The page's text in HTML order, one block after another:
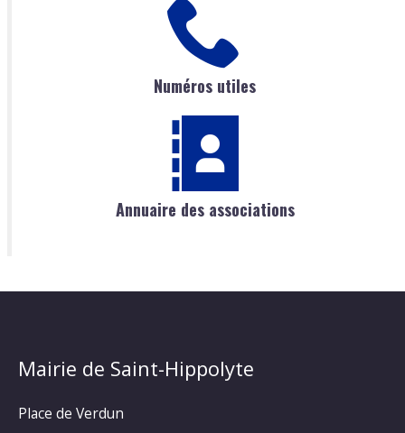
Numéros utiles
Annuaire des associations
Mairie de Saint-Hippolyte
Place de Verdun